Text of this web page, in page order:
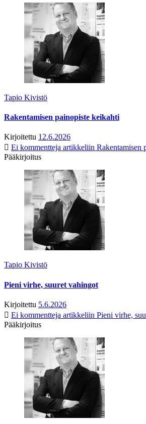
Tapio Kivistö
Rakentamisen painopiste keikahti
Kirjoitettu 12.6.2026
Ei kommentteja artikkeliin Rakentamisen
Pääkirjoitus
Tapio Kivistö
Pieni virhe, suuret vahingot
Kirjoitettu 5.6.2026
Ei kommentteja artikkeliin Pieni virhe,
Pääkirjoitus